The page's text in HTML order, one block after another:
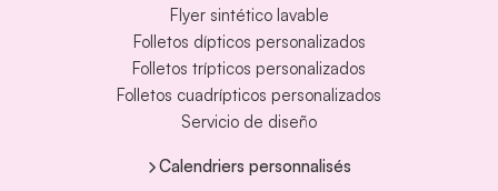
Flyer sintético lavable
Folletos dípticos personalizados
Folletos trípticos personalizados
Folletos cuadrípticos personalizados
Servicio de diseño
Calendriers personnalisés